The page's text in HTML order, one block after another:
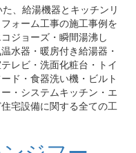
、給湯機器とキッチンリ
ォーム工事の施工事例を
ジョーズ・瞬間湯沸し
水器・暖房付き給湯器・
レビ・洗面化粧台・トイ
ド・食器洗い機・ビルト
・システムキッチン・エ
宅設備に関する全ての工